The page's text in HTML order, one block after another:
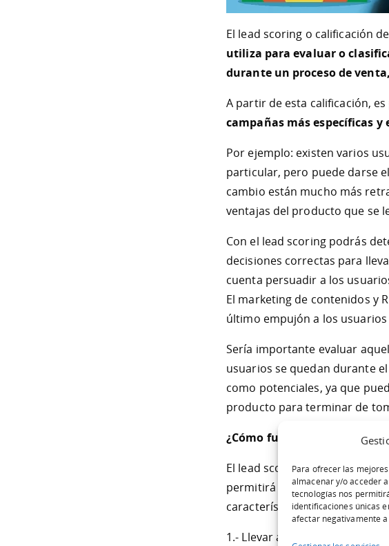
Para ofrecer las
almacenar y/o acceder
tecnologías nos
identificaciones únicas
afectar negativamente
El lead scoring o calificación
utiliza para evaluar o
durante un proceso de
A partir de esta calificación,
campañas más específicas y
Por ejemplo: existen varios
particular, pero puede darse
cambio están mucho más
ventajas del producto que se
Con el lead scoring podrás
decisiones correctas para
cuenta persuadir a los
El marketing de contenidos y
último empujón a los
Sería importante evaluar
usuarios se quedan durante
como potenciales, ya que
producto para terminar de
¿Cómo funciona el lead
El lead scoring te permite
permitirá seleccionar una
características importantes
1.- Llevar a cabo una